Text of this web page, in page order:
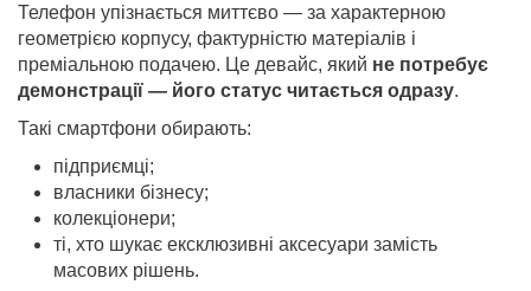
Телефон упізнається миттєво — за характерною
геометрією корпусу, фактурністю матеріалів і
преміальною подачею. Це девайс, який не потребує
демонстрації — його статус читається одразу.
Такі смартфони обирають:
підприємці;
власники бізнесу;
колекціонери;
ті, хто шукає ексклюзивні аксесуари замість
масових рішень.